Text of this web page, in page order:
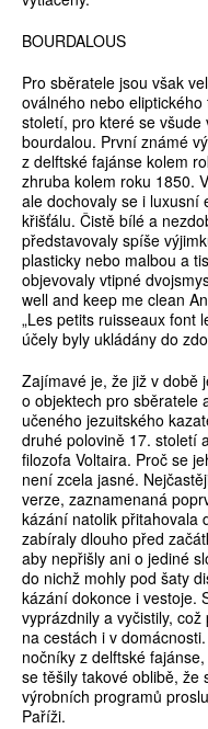
BOURDALOUS
Pro sběratele jsou však
oválného nebo
století, pro které se
bourdalou. První známé
z delftské fajánse kolem
zhruba kolem roku 1850.
ale dochovaly se i luxusní
křišťálu. Čistě bílé a
představovaly spíše
plasticky nebo malbou a
objevovaly vtipné
well and keep me clean
„Les petits ruisseaux font
účely byly ukládány do
Zajímavé je, že již v době
o objektech pro sběratele
učeného jezuitského
druhé polovině 17. století
filozofa Voltaira. Proč se
není zcela jasné.
verze, zaznamenaná
kázání natolik přitahovala
zabíraly dlouho před
aby nepřišly ani o jediné
do nichž mohly pod šaty
kázání dokonce i vestoje.
vyprázdnily a vyčistily,
na cestách i v
nočníky z delftské
se těšily takové oblibě, že
výrobních programů
Paříži.